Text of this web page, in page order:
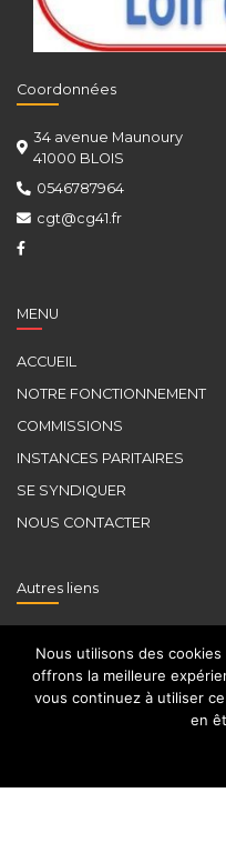
Coordonnées
34 avenue Maunoury
41000 BLOIS
0546787964
cgt@cg41.fr
MENU
ACCUEIL
NOTRE FONCTIONNEMENT
COMMISSIONS
INSTANCES PARITAIRES
SE SYNDIQUER
NOUS CONTACTER
Autres liens
FDSP
UFICT
Nous utilisons des
offrons la meilleure
vous continuez à utiliser
en